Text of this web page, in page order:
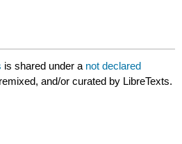
is shared under a not declared
and/or curated by LibreTexts.